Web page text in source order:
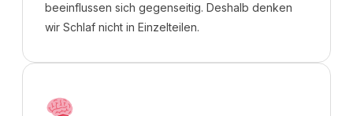
beeinflussen sich gegenseitig. Deshalb denken
wir Schlaf nicht in Einzelteilen.